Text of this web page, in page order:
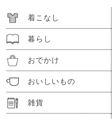
着こなし
暮らし
おでかけ
おいしいもの
雑貨